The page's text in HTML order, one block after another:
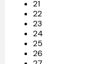
21
22
23
24
25
26